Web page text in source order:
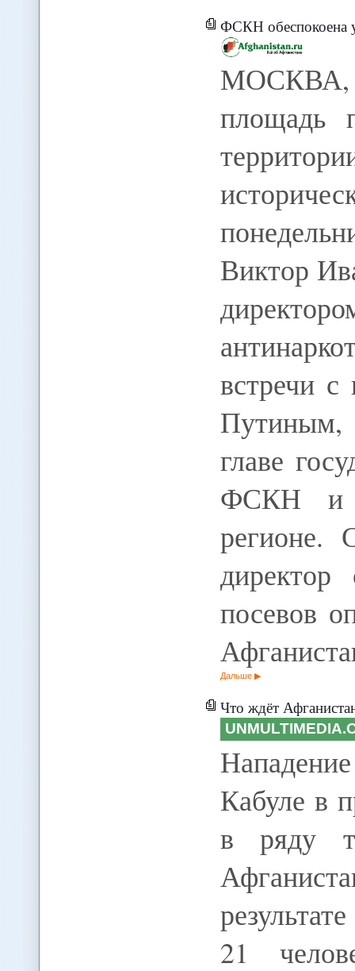
ФСКН обеспокоена
МОСКВА,
площадь
Виктор
встречи
главе
ФСКН и
посевов
Дальше
Что ждёт
Кабуле в
в ряду
21